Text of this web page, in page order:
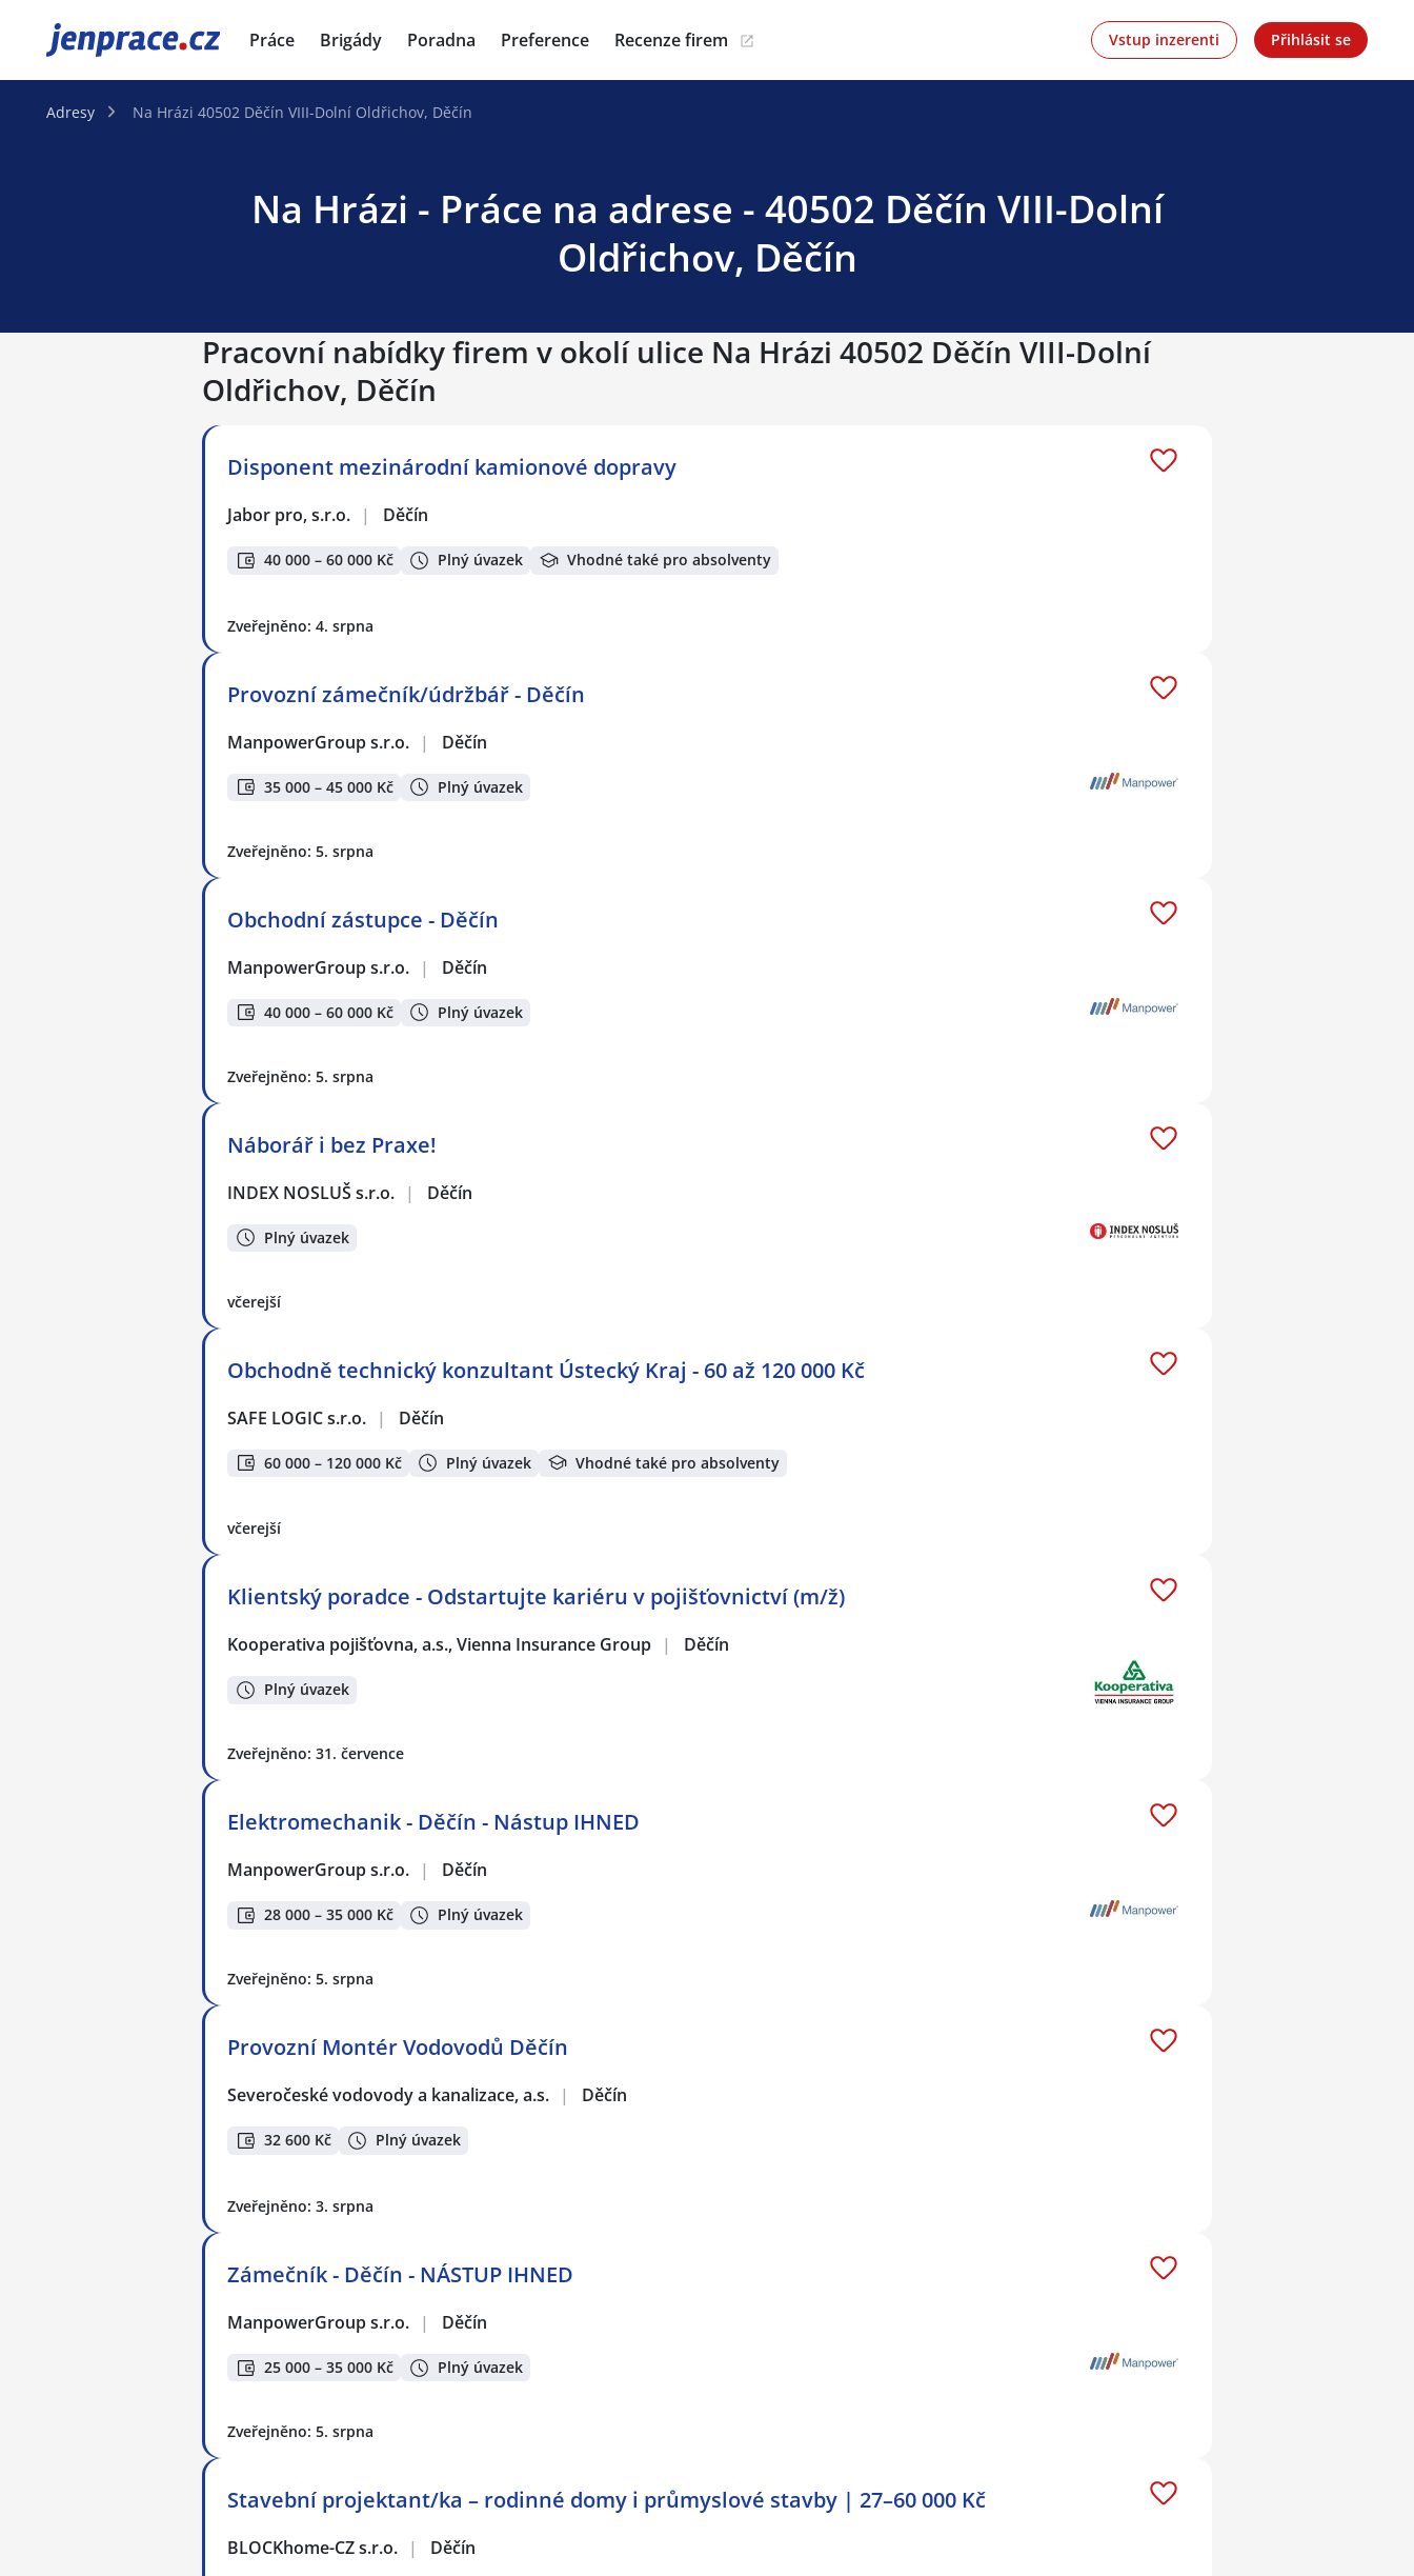
JenPráce.cz Práce Brigády Poradna Preference Recenze firem Vstup inzerenti Přihlásit se
Adresy Na Hrázi 40502 Děčín VIII-Dolní Oldřichov, Děčín
Na Hrázi - Práce na adrese - 40502 Děčín VIII-Dolní
Oldřichov, Děčín
Pracovní nabídky firem v okolí ulice Na Hrázi 40502 Děčín VIII-Dolní
Oldřichov, Děčín
Disponent mezinárodní kamionové dopravy
Jabor pro, s.r.o. | Děčín
40 000 – 60 000 Kč Plný úvazek Vhodné také pro absolventy
Zveřejněno: 4. srpna
Provozní zámečník/údržbář - Děčín
ManpowerGroup s.r.o. | Děčín
35 000 – 45 000 Kč Plný úvazek
Zveřejněno: 5. srpna
Obchodní zástupce - Děčín
ManpowerGroup s.r.o. | Děčín
40 000 – 60 000 Kč Plný úvazek
Zveřejněno: 5. srpna
Náborář i bez Praxe!
INDEX NOSLUŠ s.r.o. | Děčín
Plný úvazek
včerejší
Obchodně technický konzultant Ústecký Kraj - 60 až 120 000 Kč
SAFE LOGIC s.r.o. | Děčín
60 000 – 120 000 Kč Plný úvazek Vhodné také pro absolventy
včerejší
Klientský poradce - Odstartujte kariéru v pojišťovnictví (m/ž)
Kooperativa pojišťovna, a.s., Vienna Insurance Group | Děčín
Plný úvazek
Zveřejněno: 31. července
Elektromechanik - Děčín - Nástup IHNED
ManpowerGroup s.r.o. | Děčín
28 000 – 35 000 Kč Plný úvazek
Zveřejněno: 5. srpna
Provozní Montér Vodovodů Děčín
Severočeské vodovody a kanalizace, a.s. | Děčín
32 600 Kč Plný úvazek
Zveřejněno: 3. srpna
Zámečník - Děčín - NÁSTUP IHNED
ManpowerGroup s.r.o. | Děčín
25 000 – 35 000 Kč Plný úvazek
Zveřejněno: 5. srpna
Stavební projektant/ka – rodinné domy i průmyslové stavby | 27–60 000 Kč
BLOCKhome-CZ s.r.o. | Děčín